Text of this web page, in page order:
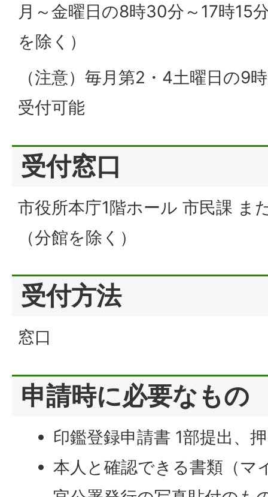
月～金曜日の8時30分～17時15
を除く）
（注意）毎月第2・4土曜日の9
受付可能
受付窓口
市役所本庁1階ホール 市民課 ま
（分館を除く）
受付方法
窓口
申請時に必要なもの
印鑑登録申請書 1部提出、
本人と確認できる書類（マ